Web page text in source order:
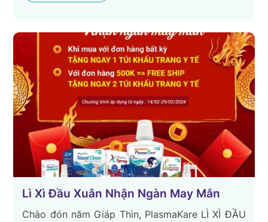
Lì Xì Đầu Xuân Nhận Ngàn May Mắn
️Chào đón năm Giáp Thìn, PlasmaKare LÌ XÌ ĐẦU